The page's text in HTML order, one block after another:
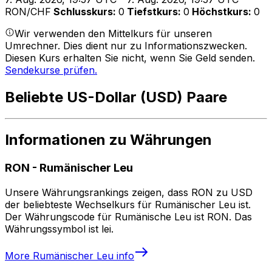
RON/CHF Schlusskurs: 0 Tiefstkurs: 0 Höchstkurs: 0
Wir verwenden den Mittelkurs für unseren
Umrechner. Dies dient nur zu Informationszwecken.
Diesen Kurs erhalten Sie nicht, wenn Sie Geld senden.
Sendekurse prüfen.
Beliebte US-Dollar (USD) Paare
Informationen zu Währungen
RON - Rumänischer Leu
Unsere Währungsrankings zeigen, dass RON zu USD
der beliebteste Wechselkurs für Rumänischer Leu ist.
Der Währungscode für Rumänische Leu ist RON. Das
Währungssymbol ist lei.
More Rumänischer Leu info